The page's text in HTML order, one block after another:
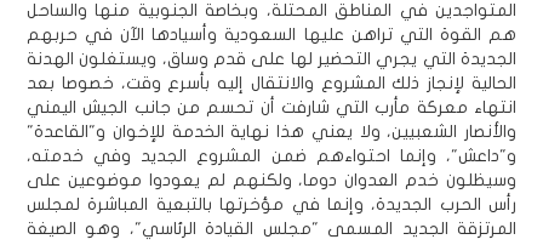
المتواجدين في المناطق المحتلة، وبخاصة الجنوبية منها والساحل
هم القوة التي تراهن عليها السعودية وأسيادها الآن في حربهم
الجديدة التي يجري التحضير لها على قدم وساق، ويستغلون الهدنة
الحالية لإنجاز ذلك المشروع والانتقال إليه بأسرع وقت، خصوصا بعد
انتهاء معركة مأرب التي شارفت أن تحسم من جانب الجيش اليمني
والأنصار الشعبيين، ولا يعني هذا نهاية الخدمة للإخوان و"القاعدة"
و"داعش"، وإنما احتواءهم ضمن المشروع الجديد وفي خدمته،
وسيظلون خدم العدوان دوما، ولكنهم لم يعودوا موضوعين على
رأس الحرب الجديدة، وإنما في مؤخرتها بالتبعية المباشرة لمجلس
المرتزقة الجديد المسمى "مجلس القيادة الرئاسي"، وهو الصيغة